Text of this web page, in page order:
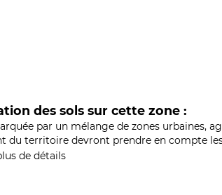
des sols sur cette zone :
par un mélange de zones urbaines,
territoire devront prendre en compte
de détails